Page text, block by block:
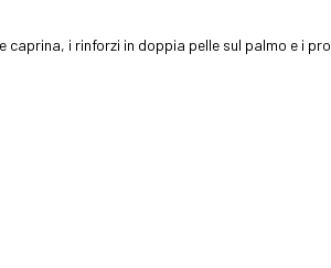
caprina, i rinforzi in doppia pelle sul palmo e i